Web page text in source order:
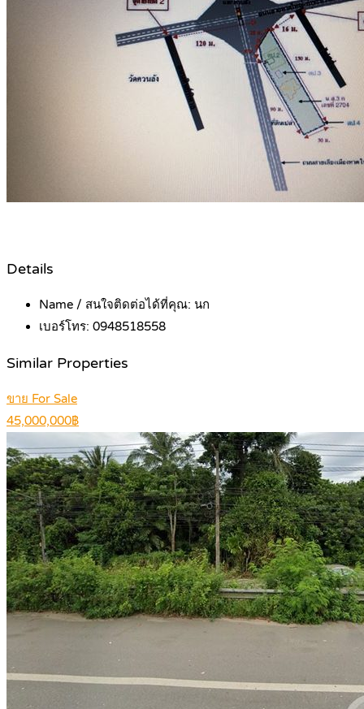
Details
Name / สนใจติดต่อได้ที่คุณ: นก
เบอร์โทร: 0948518558
Similar Properties
ขาย For Sale
45,000,000฿